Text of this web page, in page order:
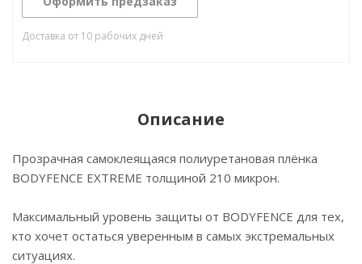
Доставка от 10 рабочих дней
Описание
Прозрачная самоклеящаяся полиуретановая плёнка
BODYFENCE EXTREME толщиной 210 микрон.
Максимальный уровень защиты от BODYFENCE для тех,
кто хочет остаться уверенным в самых экстремальных
ситуациях.